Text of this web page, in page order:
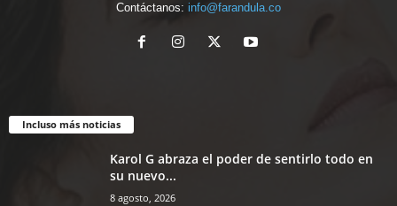
Contáctanos: info@farandula.co
Incluso más noticias
Karol G abraza el poder de sentirlo todo en
su nuevo...
8 agosto, 2026